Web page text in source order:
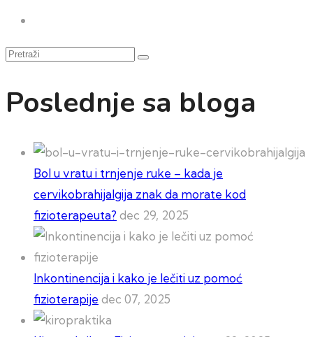
Pretraži
Poslednje sa bloga
Bol u vratu i trnjenje ruke – kada je
cervikobrahijalgija znak da morate kod
fizioterapeuta? dec 29, 2025
Inkontinencija i kako je lečiti uz pomoć
fizioterapije dec 07, 2025